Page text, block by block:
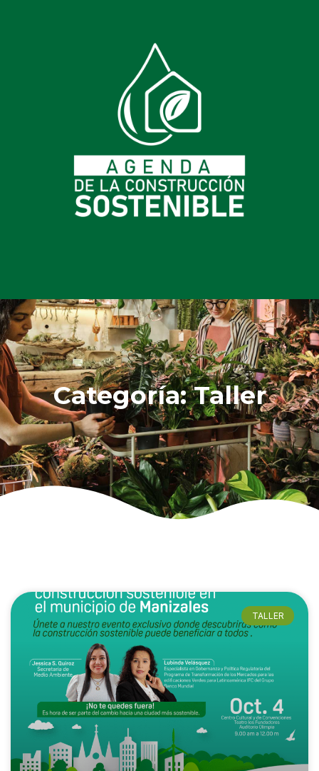
Categoría: Taller
TALLER